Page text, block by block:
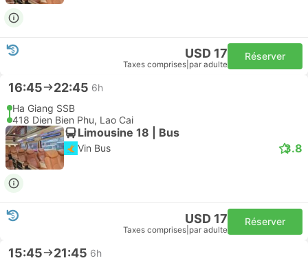
USD 17
Taxes comprises par adulte
Réserver
16:45 22:45 6h
Ha Giang SSB
418 Dien Bien Phu, Lao Cai
Limousine 18 | Bus
Vin Bus 3.8
USD 17
Taxes comprises par adulte
Réserver
15:45 21:45 6h